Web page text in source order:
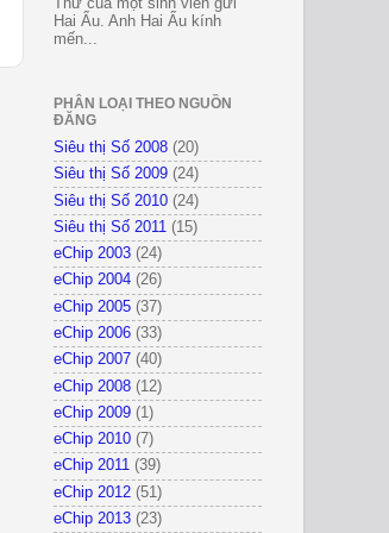
Thư của một sinh viên gửi
Hai Ẩu. Anh Hai Ẩu kính
mến...
PHÂN LOẠI THEO NGUỒN
ĐĂNG
Siêu thị Số 2008 (20)
Siêu thị Số 2009 (24)
Siêu thị Số 2010 (24)
Siêu thị Số 2011 (15)
eChip 2003 (24)
eChip 2004 (26)
eChip 2005 (37)
eChip 2006 (33)
eChip 2007 (40)
eChip 2008 (12)
eChip 2009 (1)
eChip 2010 (7)
eChip 2011 (39)
eChip 2012 (51)
eChip 2013 (23)